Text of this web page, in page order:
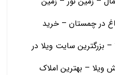
در چمستان – خرید
– بزرگترین سایت ویلا در
ویلا – بهترین املاک